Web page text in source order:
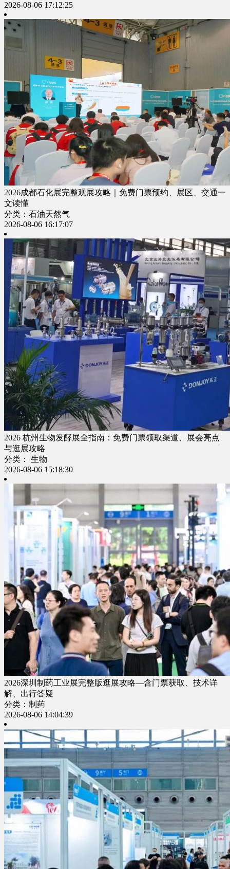
2026-08-06 17:12:25
2026成都石化展完整观展攻略｜免费门票预约、展区、交通一
文读懂
分类：石油天然气
2026-08-06 16:17:07
2026 杭州生物发酵展全指南：免费门票领取渠道、展会亮点
与逛展攻略
分类： 生物
2026-08-06 15:18:30
2026深圳制药工业展完整版逛展攻略—含门票获取、技术详
解、出行答疑
分类：制药
2026-08-06 14:04:39